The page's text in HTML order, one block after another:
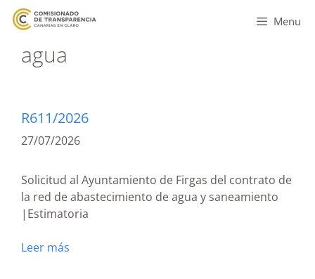
Menu
agua
R611/2026
27/07/2026
Solicitud al Ayuntamiento de Firgas del contrato de
la red de abastecimiento de agua y saneamiento
|Estimatoria
Leer más